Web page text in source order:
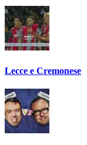
Lecce e Cremonese